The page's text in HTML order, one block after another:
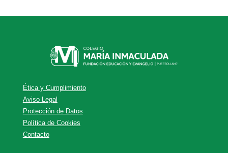
Ética y Cumplimiento
Aviso Legal
Protección de Datos
Política de Cookies
Contacto